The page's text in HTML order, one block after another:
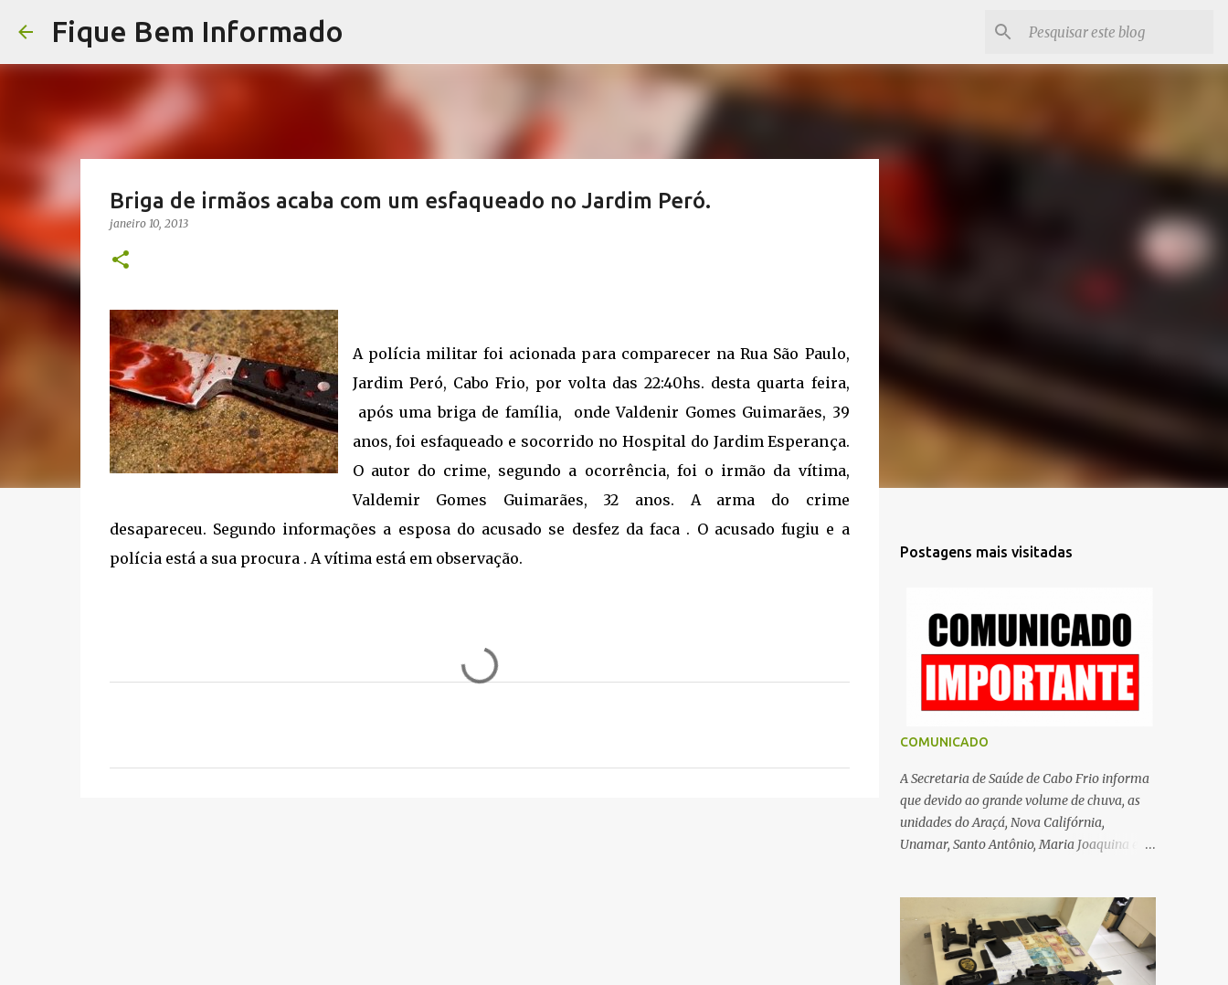
Fique Bem Informado
Briga de irmãos acaba com um esfaqueado no Jardim Peró.
janeiro 10, 2013
A polícia militar foi acionada para comparecer na Rua São Paulo,
Jardim Peró, Cabo Frio, por volta das 22:40hs. desta quarta feira,
após uma briga de família, onde Valdenir Gomes Guimarães, 39
anos, foi esfaqueado e socorrido no Hospital do Jardim Esperança.
O autor do crime, segundo a ocorrência, foi o irmão da vítima,
Valdemir Gomes Guimarães, 32 anos. A arma do crime
desapareceu. Segundo informações a esposa do acusado se desfez da faca . O acusado fugiu e a
polícia está a sua procura . A vítima está em observação.
Postagens mais visitadas
COMUNICADO
A Secretaria de Saúde de Cabo Frio informa
que devido ao grande volume de chuva, as
unidades do Araçá, Nova Califórnia,
Unamar, Santo Antônio, Maria Joaquina e
dia serão remarcadas; a orientação é que os
pacientes procurem as unidades na
segunda-feira (2) para saberem o dia da
remarcação. Contamos com a compreensão